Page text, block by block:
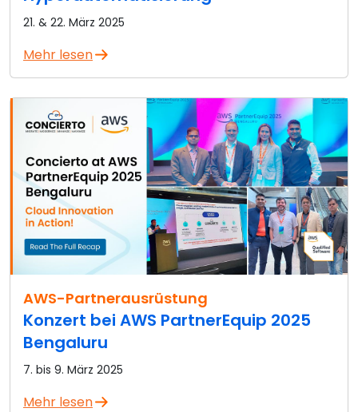
21. & 22. März 2025
Mehr lesen
AWS-Partnerausrüstung
Konzert bei AWS PartnerEquip 2025
Bengaluru
7. bis 9. März 2025
Mehr lesen